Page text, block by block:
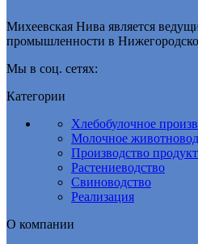
Михеевская Нива является
промышленности в
Мы в соц. сетях:
Категории
Хлебобулочное
Молочное
Производство
Растениеводство
Свиноводство
Реализация
О компании